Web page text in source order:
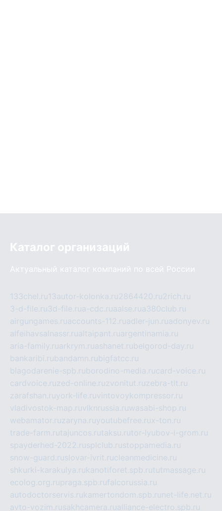
Каталог организаций
Актуальный каталог компаний по всей России
133chel.ru13autor-kolonka.ru2864420.ru2rich.ru
3-d-file.ru3d-file.rua-cdc.ruaalse.rua380club.ru
airgungames.ruaccounts-112.ruadler-jun.ruadonyev.ru
alfeihavsalnassr.rualtaipant.ruargentinamia.ru
aria-family.ruarkrym.ruashanet.rubelgorod-day.ru
bankaribi.rubandamn.rubigfatcc.ru
blagodarenie-spb.ruborodino-media.rucard-voice.ru
cardvoice.ruzed-online.ruzvonitut.ruzebra-tlt.ru
zarafshan.ruyork-life.ruvintovoykompressor.ru
vladivostok-map.ruvlknrussia.ruwasabi-shop.ru
webamator.ruzaryna.ruyoutubefree.rux-ton.ru
trade-farm.rutajuncos.rutaksu.rutor-lyubov-i-grom.ru
spayderhed-2022.rusplclub.rustoppamedia.ru
snow-guard.ruslovar-ivrit.rucleanmedicine.ru
shkurki-karakulya.rukanotiforet.spb.rututmassage.ru
ecolog.org.rupraga.spb.rufalcorussia.ru
autodoctorservis.rukamertondom.spb.ru net-life.net.ru
avto-vozim.rusakhcamera.rualliance-electro.spb.ru